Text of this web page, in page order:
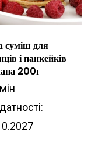
суміш для
і панкейків
200г